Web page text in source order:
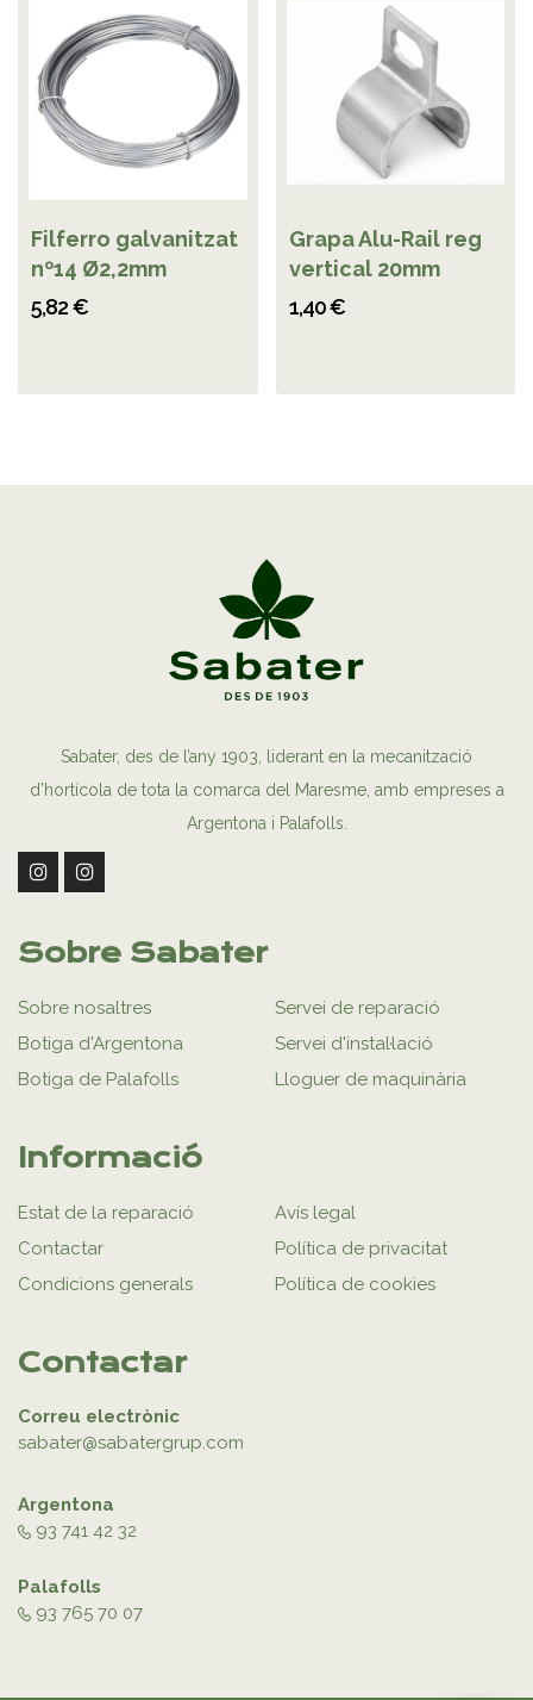
Filferro galvanitzat
nº14 Ø2,2mm
5,82 €
Grapa Alu-Rail reg
vertical 20mm
1,40 €
Sabater, des de l’any 1903, liderant en la mecanització
d’hortícola de tota la comarca del Maresme, amb empreses a
Argentona i Palafolls.
Sobre Sabater
Sobre nosaltres
Botiga d'Argentona
Botiga de Palafolls
Servei de reparació
Servei d'instal·lació
Lloguer de maquinària
Informació
Estat de la reparació
Contactar
Condicions generals
Avís legal
Política de privacitat
Política de cookies
Contactar
Correu electrònic
sabater@sabatergrup.com
Argentona
93 741 42 32
Palafolls
93 765 70 07